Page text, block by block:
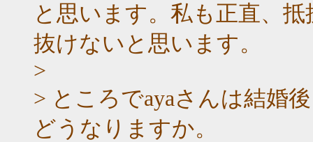
と思います。私も正直、
抜けないと思います。
>
> ところでayaさんは結婚
どうなりますか。